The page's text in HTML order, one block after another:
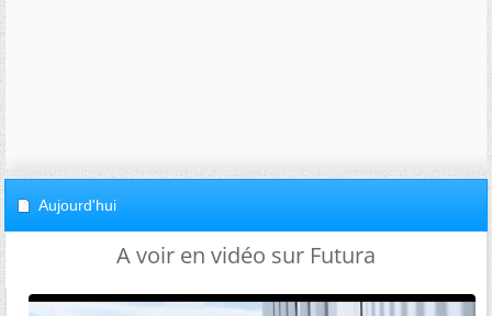
Aujourd'hui
A voir en vidéo sur Futura